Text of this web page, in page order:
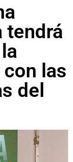
tendrá
las
del